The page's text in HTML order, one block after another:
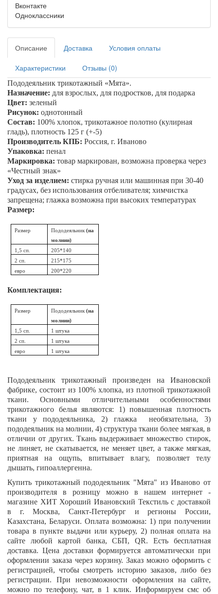
Вконтакте
Одноклассники
Описание Доставка Условия оплаты
Характеристики Отзывы (0)
Пододеяльник трикотажный «Мята».
Назначение: для взрослых, для подростков, для подарка
Цвет: зеленый
Рисунок: однотонный
Состав: 100% хлопок, трикотажное полотно (кулирная
гладь), плотность 125 г (+-5)
Производитель КПБ: Россия, г. Иваново
Упаковка: пенал
Маркировка: товар маркирован, возможна проверка через
«Честный знак»
Уход за изделием: стирка ручная или машинная при 30-40
градусах, без использования отбеливателя; химчистка
запрещена; глажка возможна при высоких температурах
Размер:
Размер Пододеяльник(на
молнии)
1,5 сп.
205*140
2 сп.
215*175
евро
200*220
Комплектация:
Размер Пододеяльник(на
молнии)
1,5 сп.
1 штука
2 сп.
1 штука
евро
1 штука
Пододеяльник трикотажный произведен на Ивановской
фабрике, состоит из 100% хлопка, из плотной трикотажной
ткани. Основными отличительными особенностями
трикотажного белья являются: 1) повышенная плотность
ткани у пододеяльника, 2) глажка необязательна, 3)
пододеяльник на молнии, 4) структура ткани более мягкая, в
отличии от других. Ткань выдерживает множество стирок,
не линяет, не скатывается, не меняет цвет, а также мягкая,
приятная на ощупь, впитывает влагу, позволяет телу
дышать, гипоаллергенна.
Купить трикотажный пододеяльник "Мята" из Иваново от
производителя в розницу можно в нашем интернет -
магазине ХИТ Хороший Ивановский Текстиль с доставкой
в г. Москва, Санкт-Петербург и регионы России,
Казахстана, Беларуси. Оплата возможна: 1) при получении
товара в пункте выдачи или курьеру, 2) полная оплата на
сайте любой картой банка, СБП,QR. Есть бесплатная
доставка. Цена доставки формируется автоматически при
оформлении заказа через корзину. Заказ можно оформить с
регистрацией, чтобы смотреть историю заказов, либо без
регистрации. При невозможности оформления на сайте,
можно по телефону, чат, в 1 клик. Информируем смс об